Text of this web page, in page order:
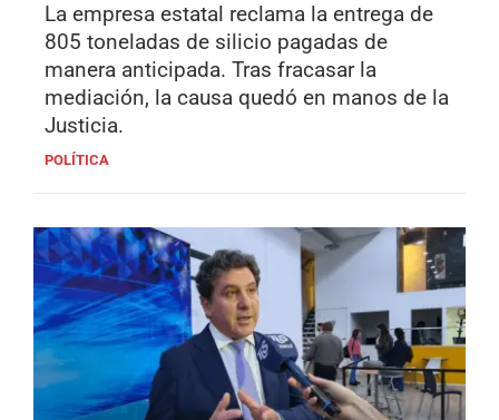
La empresa estatal reclama la entrega de
805 toneladas de silicio pagadas de
manera anticipada. Tras fracasar la
mediación, la causa quedó en manos de la
Justicia.
POLÍTICA